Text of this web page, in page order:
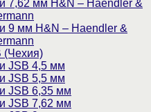
7,62 мм H&N – Haendler &
9 мм H&N – Haendler &
(Чехия)
JSB 4,5 мм
JSB 5,5 мм
JSB 6,35 мм
JSB 7,62 мм